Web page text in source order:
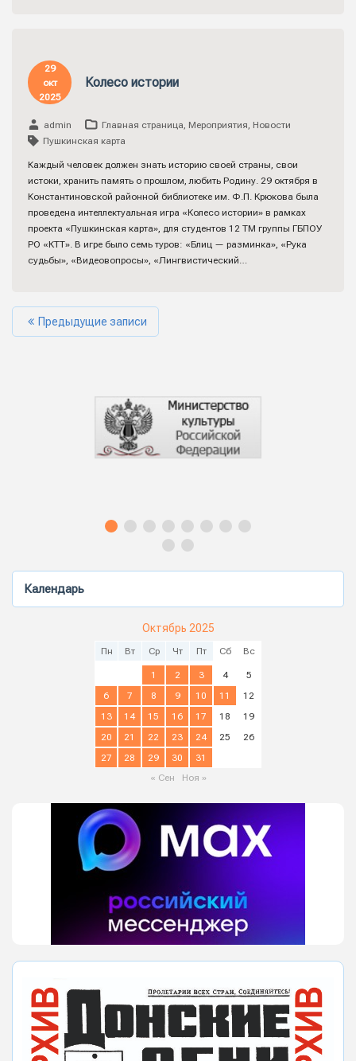
Календарь
Октябрь 2025
Пн Вт Ср Чт Пт Сб Вс
1 2 3 4
5
6
7 8 9 10 11
12
13
14 15 16 17 18
19
20
21 22 23 24 25
26
27
28 29 30
31
« Сен
Ноя »
29
окт
2025
Колесо истории
admin Главная страница, Мероприятия, Новости
Пушкинская карта
Каждый человек должен знать историю своей страны, свои
истоки, хранить память о прошлом, любить Родину. 29 октября в
Константиновской районной библиотеке им. Ф.П. Крюкова была
проведена интеллектуальная игра «Колесо истории» в рамках
проекта «Пушкинская карта», для студентов 12 ТМ группы ГБПОУ
РО «КТТ». В игре было семь туров: «Блиц — разминка», «Рука
судьбы», «Видеовопросы», «Лингвистический…
Предыдущие записи